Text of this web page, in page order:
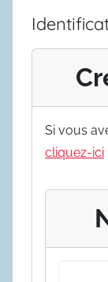
Si vous
cliquez-ici